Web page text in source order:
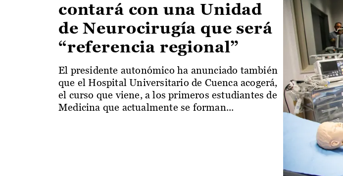
contará con una Unidad
de Neurocirugía que será
“referencia regional”
El presidente autonómico ha anunciado también
que el Hospital Universitario de Cuenca acogerá,
el curso que viene, a los primeros estudiantes de
Medicina que actualmente se forman...